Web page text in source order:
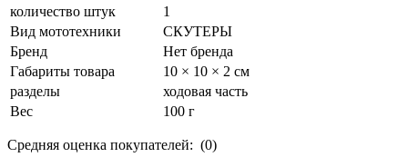
количество штук
1
Вид мототехники
СКУТЕРЫ
Бренд
Нет бренда
Габариты товара
10 × 10 × 2 см
разделы
ходовая часть
Вес
100 г
Средняя оценка покупателей: (0)